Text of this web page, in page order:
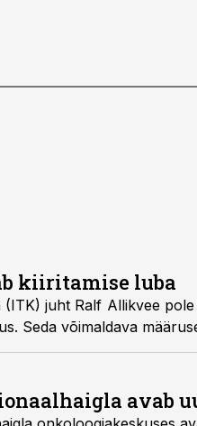
kiiritamise luba
soovi saada haiglale täieõigusliku
staatus. Seda